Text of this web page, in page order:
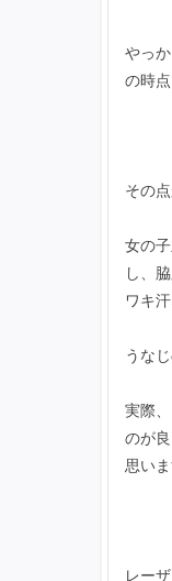
やっ
の時
その
女の
し、
ワキ
うな
実際
のが
思いま
レー